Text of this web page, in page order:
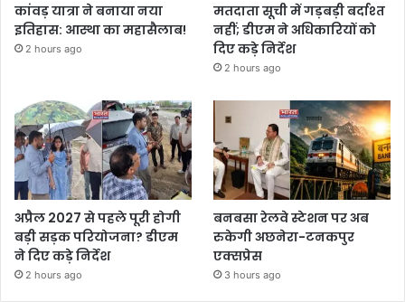
कांवड़ यात्रा ने बनाया नया
इतिहास: आस्था का महासैलाब!
2 hours ago
मतदाता सूची में गड़बड़ी बर्दाश्त
नहीं; डीएम ने अधिकारियों को
दिए कड़े निर्देश
2 hours ago
अप्रैल 2027 से पहले पूरी होगी
बड़ी सड़क परियोजना? डीएम
ने दिए कड़े निर्देश
2 hours ago
बनबसा रेलवे स्टेशन पर अब
रुकेगी अछनेरा-टनकपुर
एक्सप्रेस
3 hours ago